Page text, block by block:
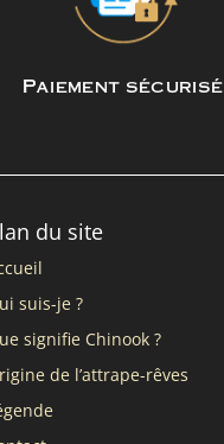
Paiement sécurisé
du site
suis-je ?
signifie Chinook ?
de l’attrape-rêves